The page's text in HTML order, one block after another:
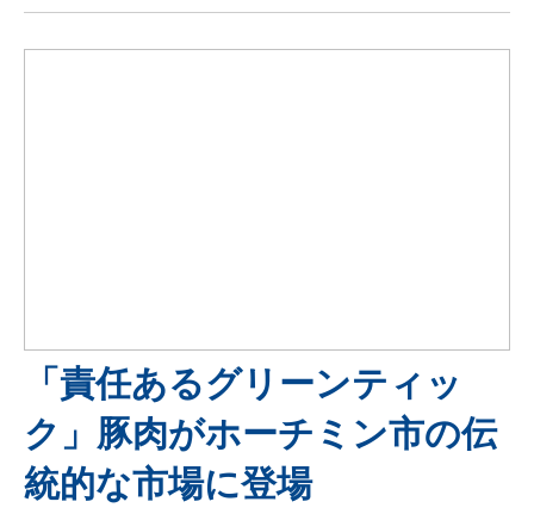
「責任あるグリーンティッ
ク」豚肉がホーチミン市の伝
統的な市場に登場